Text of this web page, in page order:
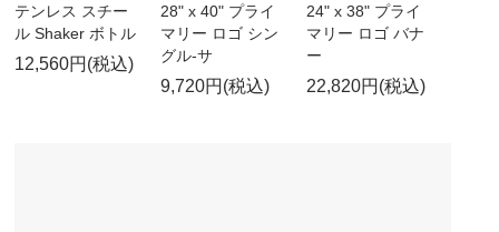
テンレス スチー
ル Shaker ボトル
12,560円(税込)
28" x 40" プライ
マリー ロゴ シン
グル-サ
9,720円(税込)
24" x 38" プライ
マリー ロゴ バナ
ー
22,820円(税込)